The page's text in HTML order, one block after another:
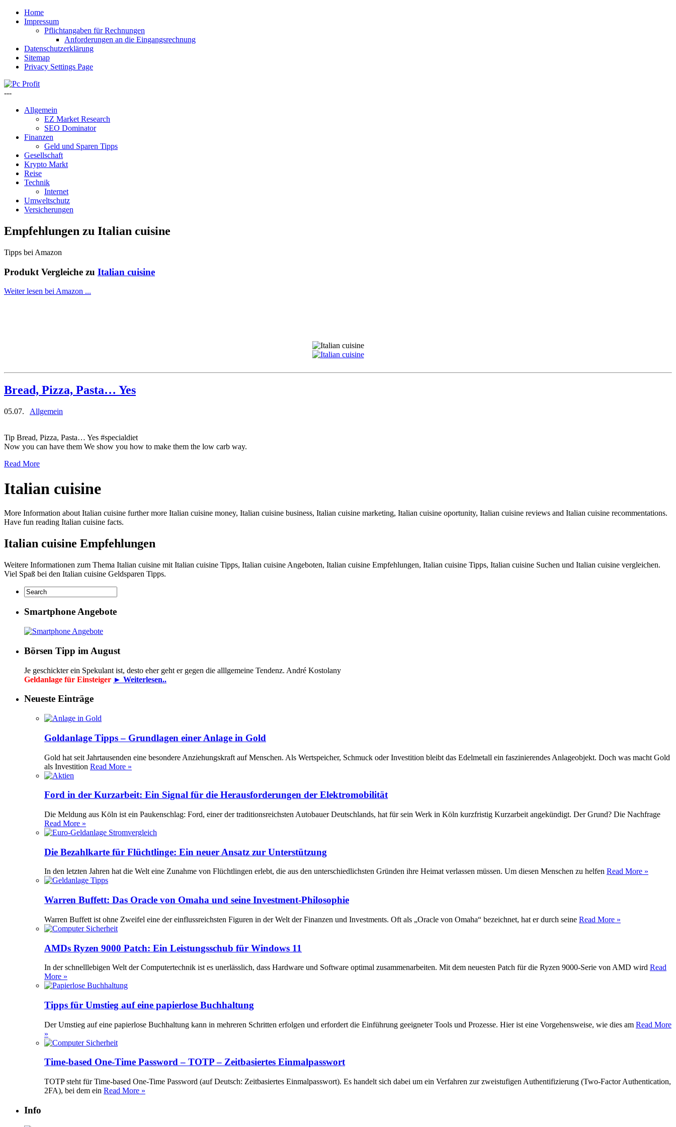
Home
Impressum
Pflichtangaben für Rechnungen
Anforderungen an die Eingangsrechnung
Datenschutzerklärung
Sitemap
Privacy Settings Page
---
Allgemein
EZ Market Research
SEO Dominator
Finanzen
Geld und Sparen Tipps
Gesellschaft
Krypto Markt
Reise
Technik
Internet
Umweltschutz
Versicherungen
Empfehlungen zu Italian cuisine
Tipps bei Amazon
Produkt Vergleiche zu Italian cuisine
Weiter lesen bei Amazon ...
Bread, Pizza, Pasta… Yes
05.07. Allgemein
Tip Bread, Pizza, Pasta… Yes #specialdiet
Now you can have them We show you how to make them the low carb way.
Read More
Italian cuisine
More Information about Italian cuisine further more Italian cuisine money, Italian cuisine business, Italian cuisine marketing, Italian cuisine oportunity, Italian cuisine reviews and Italian cuisine recommentations.
Have fun reading Italian cuisine facts.
Italian cuisine Empfehlungen
Weitere Informationen zum Thema Italian cuisine mit Italian cuisine Tipps, Italian cuisine Angeboten, Italian cuisine Empfehlungen, Italian cuisine Tipps, Italian cuisine Suchen und Italian cuisine vergleichen.
Viel Spaß bei den Italian cuisine Geldsparen Tipps.
Smartphone Angebote
Börsen Tipp im August
Je geschickter ein Spekulant ist, desto eher geht er gegen die alllgemeine Tendenz. André Kostolany
Geldanlage für Einsteiger ► Weiterlesen..
Neueste Einträge
Goldanlage Tipps – Grundlagen einer Anlage in Gold
Gold hat seit Jahrtausenden eine besondere Anziehungskraft auf Menschen. Als Wertspeicher, Schmuck oder Investition bleibt das Edelmetall ein faszinierendes Anlageobjekt. Doch was macht Gold
als Investition Read More »
Ford in der Kurzarbeit: Ein Signal für die Herausforderungen der Elektromobilität
Die Meldung aus Köln ist ein Paukenschlag: Ford, einer der traditionsreichsten Autobauer Deutschlands, hat für sein Werk in Köln kurzfristig Kurzarbeit angekündigt. Der Grund? Die Nachfrage
Read More »
Die Bezahlkarte für Flüchtlinge: Ein neuer Ansatz zur Unterstützung
In den letzten Jahren hat die Welt eine Zunahme von Flüchtlingen erlebt, die aus den unterschiedlichsten Gründen ihre Heimat verlassen müssen. Um diesen Menschen zu helfen Read More »
Warren Buffett: Das Oracle von Omaha und seine Investment-Philosophie
Warren Buffett ist ohne Zweifel eine der einflussreichsten Figuren in der Welt der Finanzen und Investments. Oft als „Oracle von Omaha“ bezeichnet, hat er durch seine Read More »
AMDs Ryzen 9000 Patch: Ein Leistungsschub für Windows 11
In der schnelllebigen Welt der Computertechnik ist es unerlässlich, dass Hardware und Software optimal zusammenarbeiten. Mit dem neuesten Patch für die Ryzen 9000-Serie von AMD wird Read
More »
Tipps für Umstieg auf eine papierlose Buchhaltung
Der Umstieg auf eine papierlose Buchhaltung kann in mehreren Schritten erfolgen und erfordert die Einführung geeigneter Tools und Prozesse. Hier ist eine Vorgehensweise, wie dies am Read More
»
Time-based One-Time Password – TOTP – Zeitbasiertes Einmalpasswort
TOTP steht für Time-based One-Time Password (auf Deutsch: Zeitbasiertes Einmalpasswort). Es handelt sich dabei um ein Verfahren zur zweistufigen Authentifizierung (Two-Factor Authentication,
2FA), bei dem ein Read More »
Info